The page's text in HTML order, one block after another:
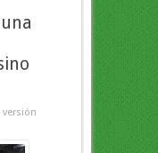
versión